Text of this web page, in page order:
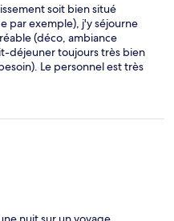
soit bien situé
par exemple), j'y séjourne
(déco, ambiance
déjeuner toujours très bien
Le personnel est très
faute.